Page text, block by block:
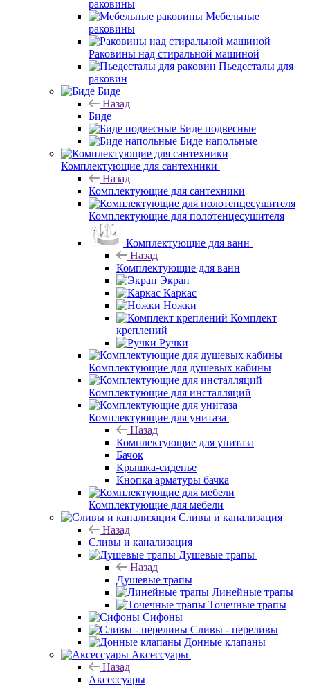
раковины
Мебельные
раковины
Раковины над стиральной машиной
Пьедесталы для
раковин
Биде
Назад
Биде
Биде подвесные
Биде напольные
Комплектующие для сантехники
Назад
Комплектующие для сантехники
Комплектующие для полотенцесушителя
Комплектующие для ванн
Назад
Комплектующие для ванн
Экран
Каркас
Ножки
Комплект
креплений
Ручки
Комплектующие для душевых кабины
Комплектующие для инсталляций
Комплектующие для унитаза
Назад
Комплектующие для унитаза
Бачок
Крышка-сиденье
Кнопка арматуры бачка
Комплектующие для мебели
Сливы и канализация
Назад
Сливы и канализация
Душевые трапы
Назад
Душевые трапы
Линейные трапы
Точечные трапы
Сифоны
Сливы - переливы
Донные клапаны
Аксессуары
Назад
Аксессуары